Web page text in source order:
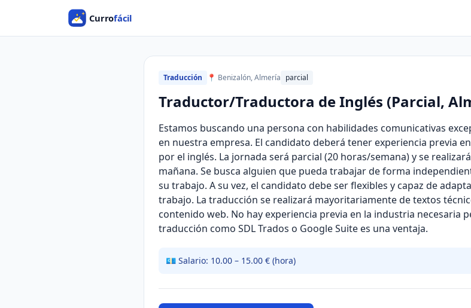
Traducción 📍 Benizalón, Almería parcial
Traductor/Traductora de Inglés (Parcial,
Estamos buscando una persona con habilidades comunicativas
en nuestra empresa. El candidato deberá tener experiencia previa
por el inglés. La jornada será parcial (20 horas/semana) y se
mañana. Se busca alguien que pueda trabajar de forma
su trabajo. A su vez, el candidato debe ser flexibles y capaz de
trabajo. La traducción se realizará mayoritariamente de textos
contenido web. No hay experiencia previa en la industria necesaria
traducción como SDL Trados o Google Suite es una ventaja.
💶 Salario: 10.00 – 15.00 € (hora)